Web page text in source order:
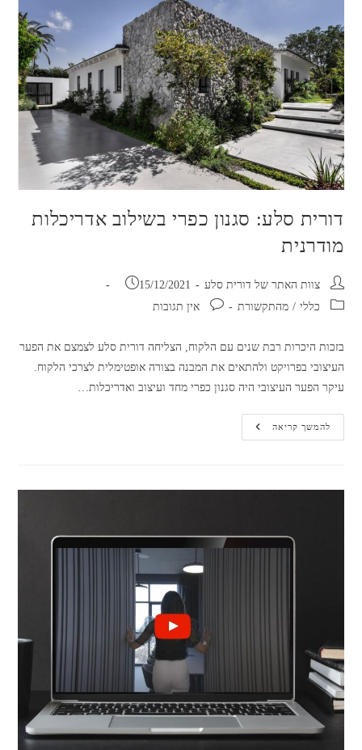
דורית סלע: סגנון כפרי בשילוב אדריכלות
מודרנית
מחבר:צוות האתר של דורית סלע פורסם:
15/12/2021
קטגוריה:
כללי / מהתקשורת תגובות:אין תגובות
בזכות היכרות רבת שנים עם הלקוח, הצליחה דורית סלע לצמצם את הפער
העיצובי בפרויקט ולהתאים את המבנה בצורה אופטימלית לצרכי הלקוח.
עיקר הפער העיצובי היה סגנון כפרי מחד ועיצוב ואדריכלות…
להמשך קריאהדורית
סלע: